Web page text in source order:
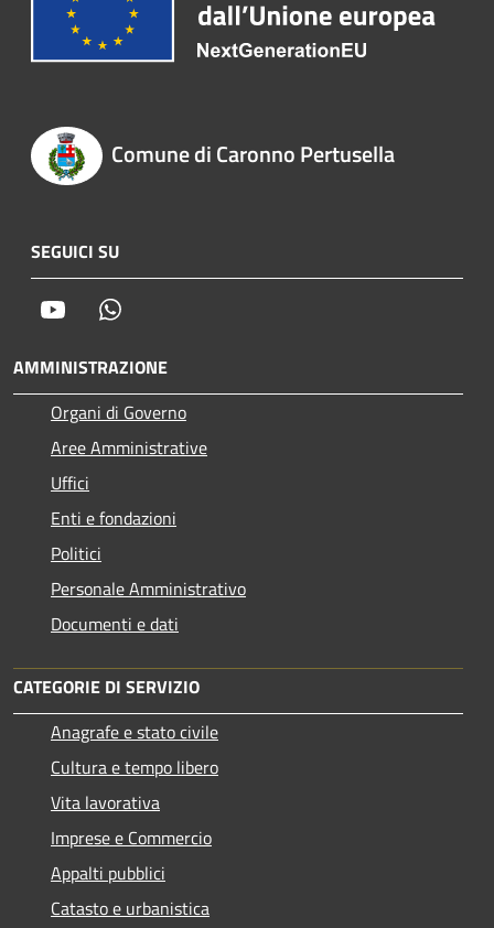
Comune di Caronno Pertusella
SEGUICI SU
Youtube
AMMINISTRAZIONE
Organi di Governo
Aree Amministrative
Uffici
Enti e fondazioni
Politici
Personale Amministrativo
Documenti e dati
CATEGORIE DI SERVIZIO
Anagrafe e stato civile
Cultura e tempo libero
Vita lavorativa
Imprese e Commercio
Appalti pubblici
Catasto e urbanistica